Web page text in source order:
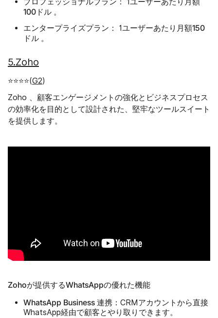
1ユーザーあたり月額
100ドル 。
エンタープライズプラン： 1ユーザーあたり月額150
ドル 。
5.Zoho
⭐⭐⭐⭐(G2)
Zoho 、顧客エンゲージメントの強化とビジネスプロセス
の効率化を目的として設計された、堅牢なツールスイート
を提供します。
Zohoが提供するWhatsAppの優れた機能
WhatsApp Business 連携 ：CRMアカウントから直接
WhatsApp経由で顧客とやり取りできます。